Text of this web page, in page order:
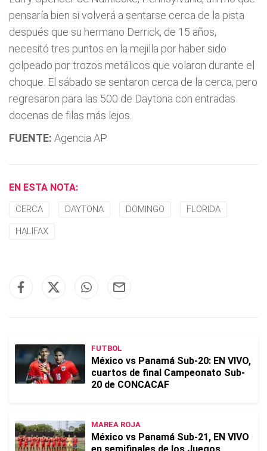
pensarí­a bien si volverá a sentarse cerca de la pista
después que su hermano Derrick, de 15 años,
necesitó tres puntos en la mejilla por haber sido
golpeado por trozos metálicos que volaron durante el
choque. El sábado se sentaron cerca de la cerca, pero
regresaron para las 500 de Daytona con entradas
docenas de filas más lejos.
FUENTE: Agencia AP
EN ESTA NOTA:
CERCA DAYTONA DOMINGO FLORIDA
HALIFAX
FUTBOL
México vs Panamá Sub-20: EN VIVO,
cuartos de final Campeonato Sub-
20 de CONCACAF
MAREA ROJA
México vs Panamá Sub-21, EN VIVO